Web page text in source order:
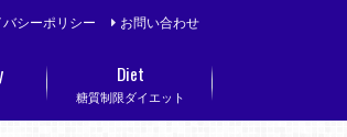
バシーポリシー お問い合わせ
糖質制限ダイエット
Diet